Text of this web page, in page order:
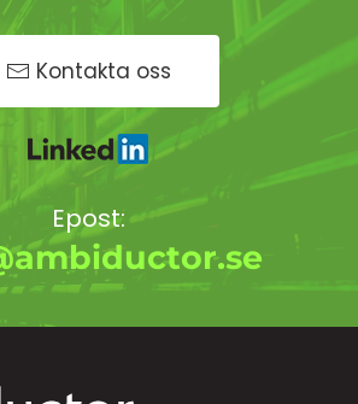
Kontakta oss
Epost: